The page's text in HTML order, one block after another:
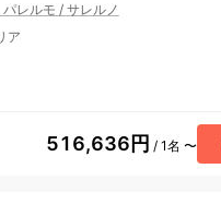
パレルモ / サレルノ
ア
516,636円 / 1名 〜